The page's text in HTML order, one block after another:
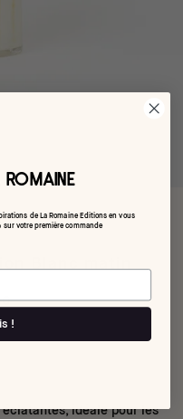
idéale pour les
ROMAINE
de La Romaine Editions en vous
sur votre première commande
!